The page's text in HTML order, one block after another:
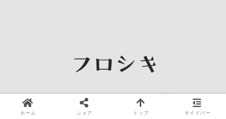
ホーム
ご案内
ホーム シェア トップ サイドバー